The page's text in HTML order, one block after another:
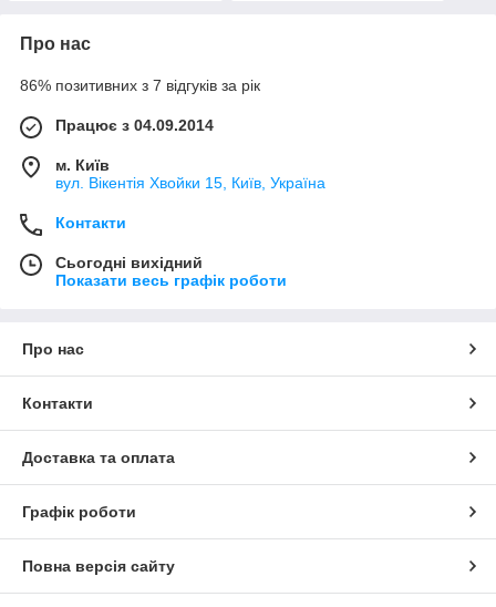
Про нас
86% позитивних з 7 відгуків за рік
Працює з 04.09.2014
м. Київ
вул. Вікентія Хвойки 15, Київ, Україна
Контакти
Сьогодні вихідний
Показати весь графік роботи
Про нас
Контакти
Доставка та оплата
Графік роботи
Повна версія сайту